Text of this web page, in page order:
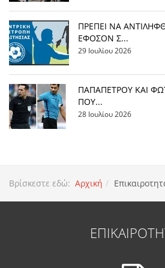
ΠΡΕΠΕΙ ΝΑ
ΕΦΟΣΟΝ Σ...
29 Ιουλίου 2026
ΠΑΠΑΠΕΤΡΟΥ ΚΑΙ
ΠΟΥ...
28 Ιουλίου 2026
Βρίσκεστε εδώ: Αρχική